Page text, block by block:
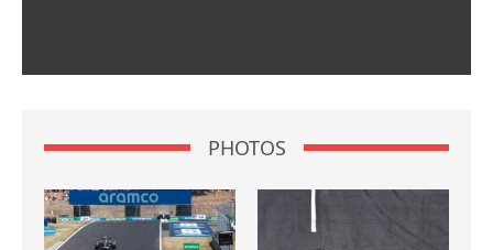
PHOTOS